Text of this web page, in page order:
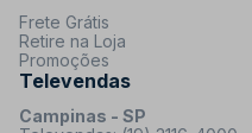
Frete Grátis
Retire na Loja
Promoções
Televendas
Campinas - SP